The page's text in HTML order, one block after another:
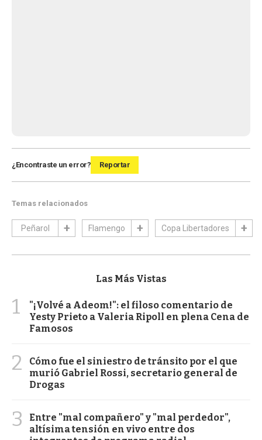
¿Encontraste un error? Reportar
Temas relacionados
Peñarol Flamengo Copa Libertadores
Las Más Vistas
1
"¡Volvé a Adeom!": el filoso comentario de
Yesty Prieto a Valeria Ripoll en plena Cena de
Famosos
2
Cómo fue el siniestro de tránsito por el que
murió Gabriel Rossi, secretario general de
Drogas
3
Entre "mal compañero" y "mal perdedor",
altísima tensión en vivo entre dos